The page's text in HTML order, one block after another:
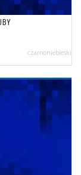
czarnoniebieski